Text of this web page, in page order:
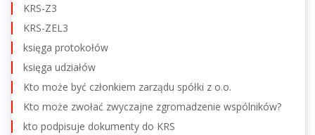
KRS-Z3
KRS-ZEL3
księga protokołów
księga udziałów
Kto może być członkiem zarządu spółki z o.o.
Kto może zwołać zwyczajne zgromadzenie wspólników?
kto podpisuje dokumenty do KRS